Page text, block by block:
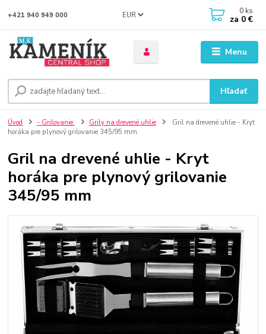
Menu
EUR
Hľadať
+421 940 949 000 0 ks
za 0 €
Úvod - Grilovanie Grily na drevené uhlie
Gril na drevené uhlie - Kryt
horáka pre plynový grilovanie 345/95 mm
Gril na drevené uhlie - Kryt
horáka pre plynový grilovanie
345/95 mm